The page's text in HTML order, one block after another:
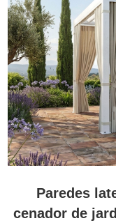
Paredes
cenador de